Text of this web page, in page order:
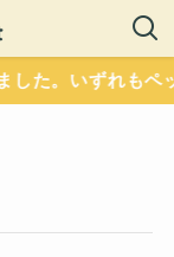
備が整ってい